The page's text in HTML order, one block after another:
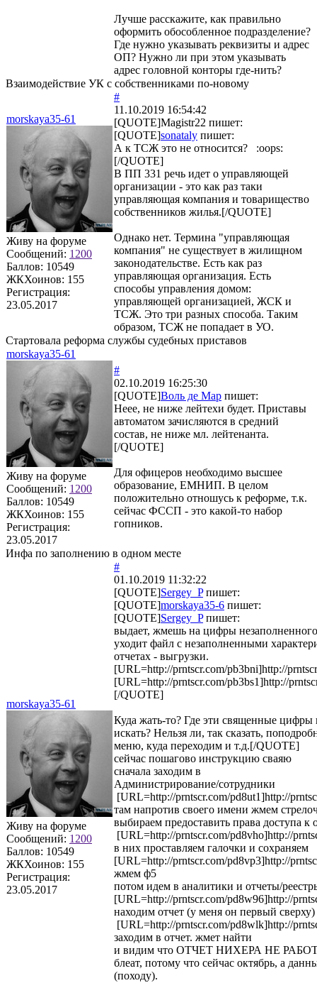
Лучше расскажите, как правильно
оформить обособленное подразделение?
Где нужно указывать реквизиты и адрес
ОП? Нужно ли при этом указывать
адрес головной конторы где-нить?
Взаимодействие УК с собственниками по-новому
morskaya35-61
Живу на форуме
Сообщений: 1200
Баллов: 10549
ЖКХоинов: 155
Регистрация:
23.05.2017
#
11.10.2019 16:54:42
[QUOTE]Magistr22 пишет:
[QUOTE]sonataly пишет:
А к ТСЖ это не относится? :oops:
[/QUOTE]
В ПП 331 речь идет о управляющей
организации - это как раз таки
управляющая компания и товарищество
собственников жилья.[/QUOTE]
Однако нет. Термина "управляющая
компания" не существует в жилищном
законодательстве. Есть как раз
управляющая организация. Есть
способы управления домом:
управляющей организацией, ЖСК и
ТСЖ. Это три разных способа. Таким
образом, ТСЖ не попадает в УО.
Стартовала реформа службы судебных приставов
morskaya35-61
Живу на форуме
Сообщений: 1200
Баллов: 10549
ЖКХоинов: 155
Регистрация:
23.05.2017
#
02.10.2019 16:25:30
[QUOTE]Воль де Мар пишет:
Неее, не ниже лейтехи будет. Приставы
автоматом зачисляются в средний
состав, не ниже мл. лейтенанта.
[/QUOTE]
Для офицеров необходимо высшее
образование, ЕМНИП. В целом
положительно отношусь к реформе, т.к.
сейчас ФССП - это какой-то набор
гопников.
Инфа по заполнению в одном месте
morskaya35-61
Живу на форуме
Сообщений: 1200
Баллов: 10549
ЖКХоинов: 155
Регистрация:
23.05.2017
#
01.10.2019 11:32:22
[QUOTE]Sergey_Pпишет:
[QUOTE]morskaya35-6 пишет:
[QUOTE]Sergey_Pпишет:
выдает, жмешь на цифры
уходит файл с незаполненными
отчетах - выгрузки.
[URL=http://prntscr.com/pb3bni]http://
[URL=http://prntscr.com/pb3bs1]http://
[/QUOTE]
Куда жать-то? Где эти священные цифры
искать? Нельзя ли, так сказать,
меню, куда переходим и т.д.[/QUOTE]
сейчас пошагово инструкцию сваяю
сначала заходим в
Администрирование/сотрудники
[URL=http://prntscr.com/pd8ut1]http://
там напротив своего имени жмем
выбираем предоставить права доступа к
[URL=http://prntscr.com/pd8vho]http://
в них проставляем галочки и сохраняем
[URL=http://prntscr.com/pd8vp3]http://
жмем ф5
потом идем в аналитики и отчеты/
[URL=http://prntscr.com/pd8w96]http://
находим отчет (у меня он первый сверху)
[URL=http://prntscr.com/pd8wlk]http://
заходим в отчет. жмет найти
и видим что ОТЧЕТ НИХЕРА НЕ
блеат, потому что сейчас октябрь, а
(походу).